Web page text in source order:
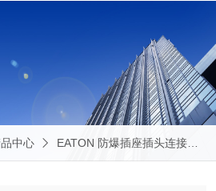
中心 EATON 防爆插座插头连接器